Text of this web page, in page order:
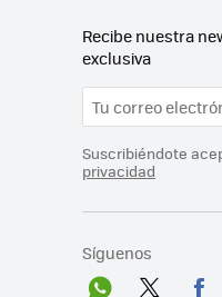
Recibe nuestra
exclusiva
Suscribiéndote
privacidad
Síguenos